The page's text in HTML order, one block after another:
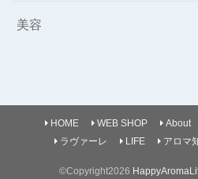
美容
HOME WEB SHOP About
ラヴァーレ
LIFE アロマ
©Copyright2026